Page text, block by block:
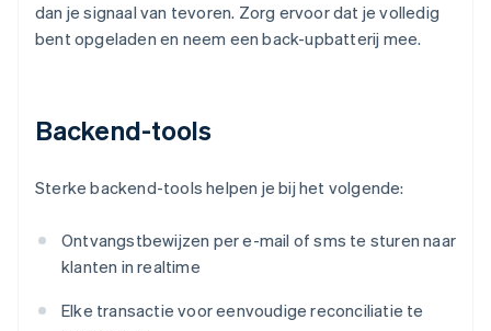
dan je signaal van tevoren. Zorg ervoor dat je volledig
bent opgeladen en neem een back-upbatterij mee.
Backend-tools
Sterke backend-tools helpen je bij het volgende:
Ontvangstbewijzen per e-mail of sms te sturen naar
klanten in realtime
Elke transactie voor eenvoudige reconciliatie te